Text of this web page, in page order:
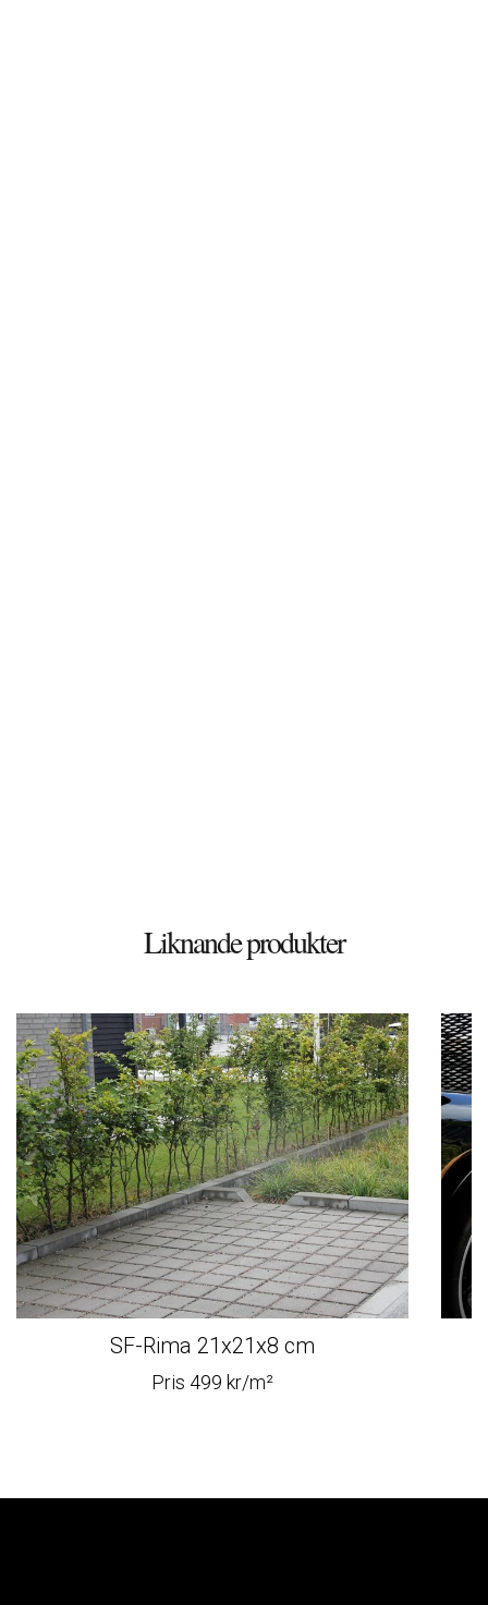
Liknande produkter
SF-Rima 21x21x8 cm
Pris 499 kr/m²